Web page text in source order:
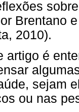
Brentano
2010).
artigo é
sejam
ou nas